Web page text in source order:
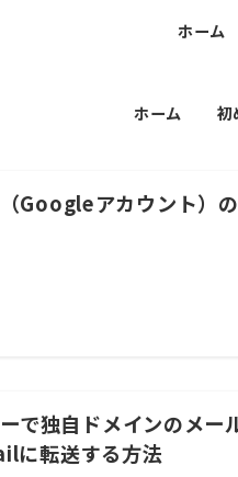
ホーム 初
ホーム
Googleアカウント）
で独自ドメインのメー
に転送する方法